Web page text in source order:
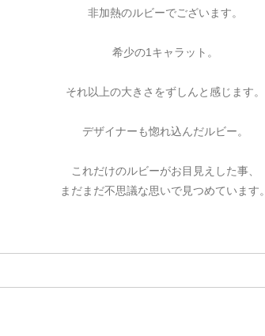
非加熱のルビーでございます。
希少の1キャラット。
それ以上の大きさをずしんと感じます。
デザイナーも惚れ込んだルビー。
これだけのルビーがお目見えした事、
まだまだ不思議な思いで見つめています。